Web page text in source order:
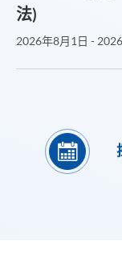
法)
2026年8月1日 -